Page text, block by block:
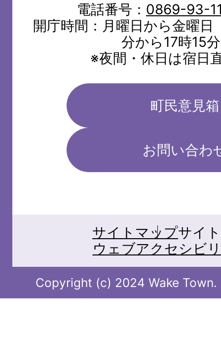
電話番号： 0869-93-
開庁時間：月曜日から金曜
分から17時15
※夜間・休日は宿日
町民意見箱
お問い合わ
サイトマップサイ
ウェブアクセシビ
Copyright (c) 2024 Wake Town.